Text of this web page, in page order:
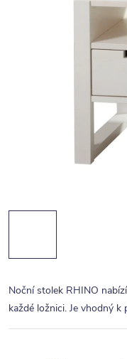
Noční stolek RHINO
každé ložnici. Je vhodný